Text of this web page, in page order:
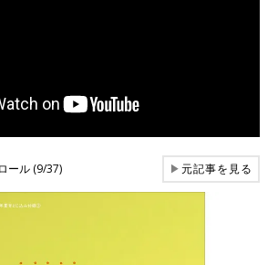
ール (9/37) ▶元記事を見る